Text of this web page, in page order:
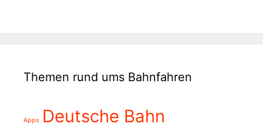
Themen rund ums Bahnfahren
Apps Deutsche Bahn